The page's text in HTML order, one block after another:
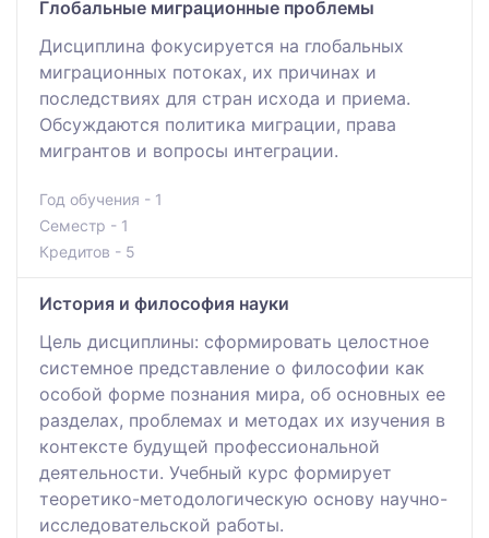
Глобальные миграционные проблемы
Дисциплина фокусируется на глобальных
миграционных потоках, их причинах и
последствиях для стран исхода и приема.
Обсуждаются политика миграции, права
мигрантов и вопросы интеграции.
Год обучения - 1
Семестр - 1
Кредитов - 5
История и философия науки
Цель дисциплины: сформировать целостное
системное представление о философии как
особой форме познания мира, об основных ее
разделах, проблемах и методах их изучения в
контексте будущей профессиональной
деятельности. Учебный курс формирует
теоретико-методологическую основу научно-
исследовательской работы.